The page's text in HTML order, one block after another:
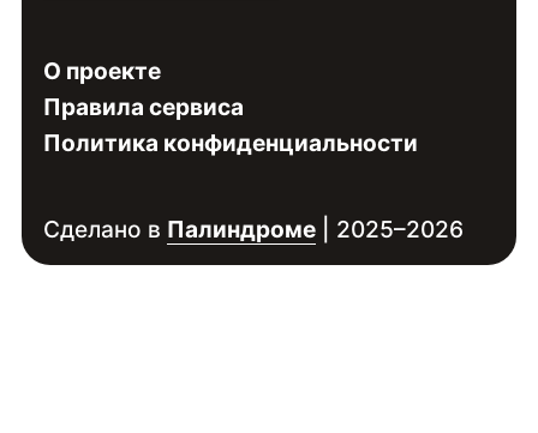
О проекте
Правила сервиса
Политика конфиденциальности
Сделано в Палиндроме| 2025–2026